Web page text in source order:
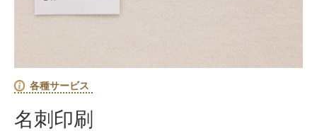
各種サービス
名刺印刷